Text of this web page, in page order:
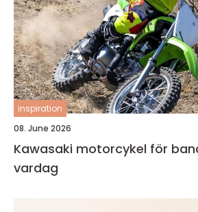
inspiration
08. June 2026
Kawasaki motorcykel för
vardag